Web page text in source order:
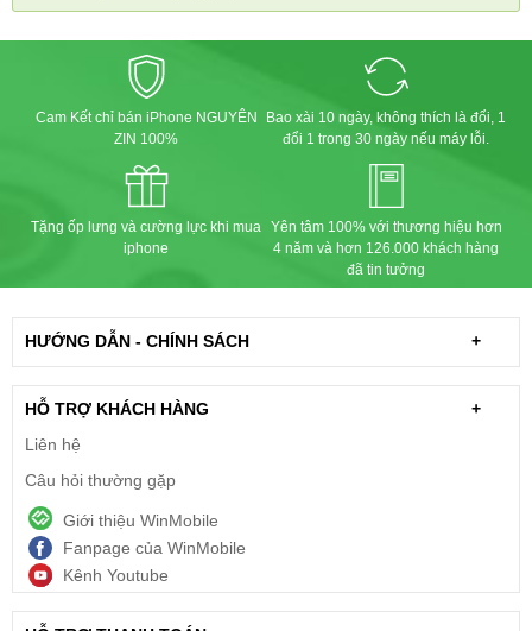
Cam Kết chỉ bán iPhone NGUYÊN
ZIN 100%
Bao xài 10 ngày, không thích là đổi, 1
đổi 1 trong 30 ngày nếu máy lỗi.
Tặng ốp lưng và cường lực khi mua
iphone
Yên tâm 100% với thương hiệu hơn
4 năm và hơn 126.000 khách hàng
đã tin tưởng
HƯỚNG DẪN - CHÍNH SÁCH +
HỖ TRỢ KHÁCH HÀNG
+
Liên hệ
Câu hỏi thường gặp
Giới thiệu WinMobile
Fanpage của WinMobile
Kênh Youtube